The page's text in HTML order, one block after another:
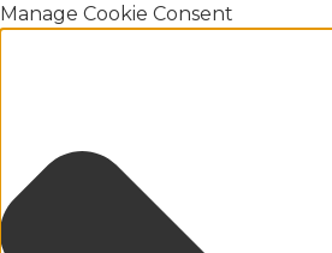
Manage Cookie Consent